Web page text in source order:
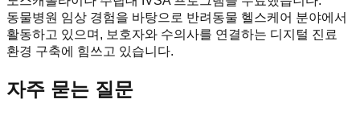
동물병원 임상 경험을 바탕으로 반려동물 헬스케어 분야에서
활동하고 있으며, 보호자와 수의사를 연결하는 디지털 진료
환경 구축에 힘쓰고 있습니다.
자주 묻는 질문